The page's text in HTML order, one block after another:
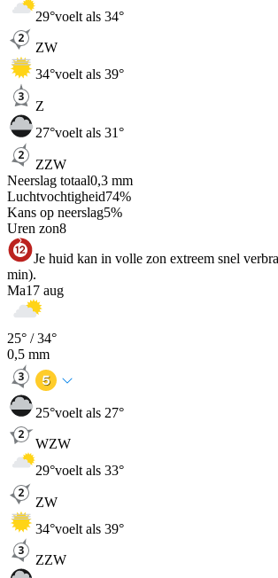
29°voelt als 34°
ZW
34°voelt als 39°
Z
27°voelt als 31°
ZZW
Neerslag totaal0,3 mm
Luchtvochtigheid74%
Kans op neerslag5%
Uren zon8
Je huid kan in volle zon extreem snel
min).
Ma17 aug
25° /34°
0,5 mm
25°voelt als 27°
WZW
29°voelt als 33°
ZW
34°voelt als 39°
ZZW